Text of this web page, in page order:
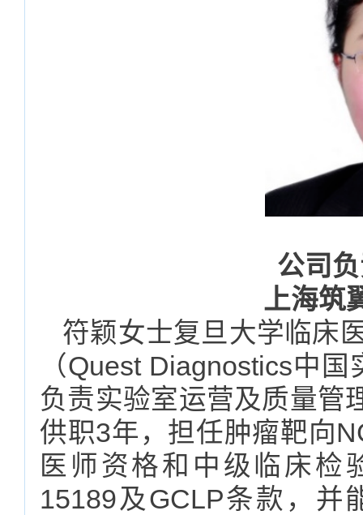
公司
上海筑
符颖女士复旦大学临床
（Quest Diagnostics中
负责实验室运营及质量管
供职3年，担任肿瘤靶向
医师资格和中级临床检
15189及GCLP条款，并